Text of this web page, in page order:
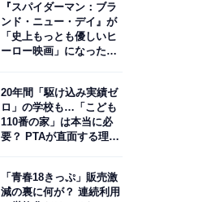
『スパイダーマン：ブラ
ンド・ニュー・デイ』が
「史上もっとも優しいヒ
ーロー映画」になった理
20年間「駆け込み実績ゼ
ロ」の学校も…「こども
110番の家」は本当に必
要？ PTAが直面する理想
「青春18きっぷ」販売激
減の裏に何が？ 連続利用